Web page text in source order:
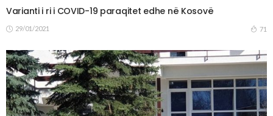
Varianti i ri i COVID-19 paraqitet edhe në Kosovë
29/01/2021 71